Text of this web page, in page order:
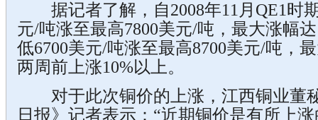
据记者了解，自2008年11月QE1时
元/吨涨至最高7800美元/吨，最大涨幅
低6700美元/吨涨至最高8700美元/吨，
两周前上涨10%以上。
对于此次铜价的上涨，江西铜业董
日报》记者表示：“近期铜价是有所上